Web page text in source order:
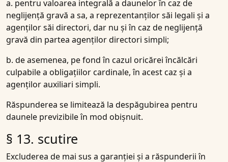
a. pentru valoarea integrală a daunelor în caz de
neglijență gravă a sa, a reprezentanților săi legali și a
agenților săi directori, dar nu și în caz de neglijență
gravă din partea agenților directori simpli;
b. de asemenea, pe fond în cazul oricărei încălcări
culpabile a obligațiilor cardinale, în acest caz și a
agenților auxiliari simpli.
Răspunderea se limitează la despăgubirea pentru
daunele previzibile în mod obișnuit.
§ 13. scutire
Excluderea de mai sus a garanției și a răspunderii în